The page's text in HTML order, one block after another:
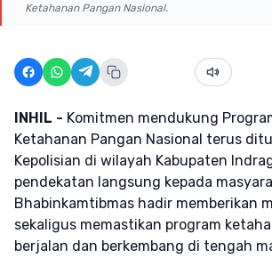
Ketahanan Pangan Nasional.
INHIL - Komitmen mendukung
Ketahanan Pangan Nasional terus
Kepolisian di wilayah Kabupaten
pendekatan langsung kepada
Bhabinkamtibmas hadir memberikan
sekaligus memastikan program
berjalan dan berkembang di tengah